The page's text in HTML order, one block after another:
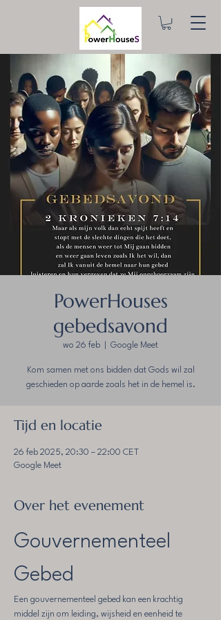
PowerHouses
gebedsavond
wo 26 feb Google Meet
Kom samen met ons bidden dat Gods wil zal
geschieden op aarde zoals het in de hemel is.
Tijd en locatie
26 feb 2025, 20:30 – 22:00 CET
Google Meet
Over het evenement
Gouvernementeel
Gebed
Een gouvernementeel gebed kan een krachtig
middel zijn om leiding, wijsheid en eenheid te